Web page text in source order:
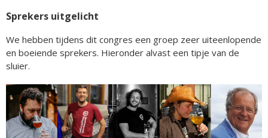
Sprekers uitgelicht
We hebben tijdens dit congres een groep zeer uiteenlopende
en boeiende sprekers. Hieronder alvast een tipje van de
sluier.